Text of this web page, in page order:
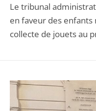
Le tribunal
en faveur des enfants
collecte de jouets au